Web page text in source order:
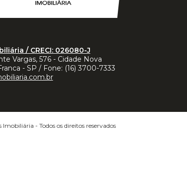
/ CRECI: 026080-J
Vargas, 576 - Cidade Nova
- SP / Fone: (16) 3700-7333
Imobiliária - Todos os direitos reservados